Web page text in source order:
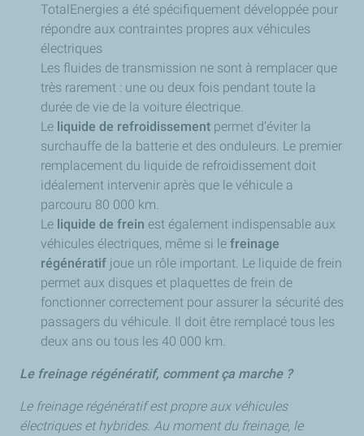
TotalEnergies a été spécifiquement développée pour
répondre aux contraintes propres aux véhicules
électriques
Les fluides de transmission ne sont à remplacer que
très rarement : une ou deux fois pendant toute la
durée de vie de la voiture électrique.
Le liquide de refroidissement permet d’éviter la
surchauffe de la batterie et des onduleurs. Le premier
remplacement du liquide de refroidissement doit
idéalement intervenir après que le véhicule a
parcouru 80 000 km.
Le liquide de frein est également indispensable aux
véhicules électriques, même si le freinage
régénératif joue un rôle important. Le liquide de frein
permet aux disques et plaquettes de frein de
fonctionner correctement pour assurer la sécurité des
passagers du véhicule. Il doit être remplacé tous les
deux ans ou tous les 40 000 km.
Le freinage régénératif, comment ça marche ?
Le freinage régénératif est propre aux véhicules
électriques et hybrides. Au moment du freinage, le